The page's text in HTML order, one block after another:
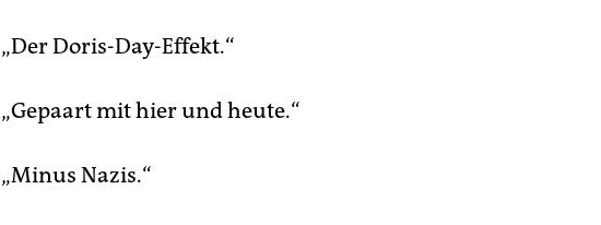
„Der Doris-Day-Effekt.“
„Gepaart mit hier und heute.“
„Minus Nazis.“